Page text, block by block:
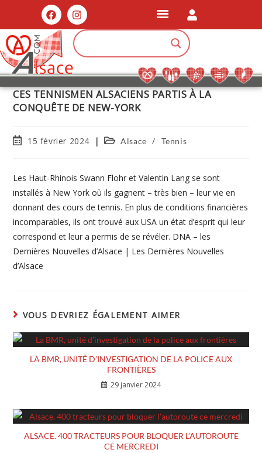
CES TENNISMEN ALSACIENS PARTIS À LA
CONQUÊTE DE NEW-YORK
15 février 2024 Alsace / Tennis
Les Haut-Rhinois Swann Flohr et Valentin Lang se sont
installés à New York où ils gagnent – très bien – leur vie en
donnant des cours de tennis. En plus de conditions financières
incomparables, ils ont trouvé aux USA un état d’esprit qui leur
correspond et leur a permis de se révéler. DNA – les
Dernières Nouvelles d’Alsace | Les Dernières Nouvelles
d’Alsace
VOUS DEVRIEZ ÉGALEMENT AIMER
LA BMR, UNITÉ D’INVESTIGATION DE LA POLICE AUX
FRONTIÈRES
29 janvier 2024
ALSACE. 400 TRACTEURS POUR BLOQUER L’AUTOROUTE
CE MERCREDI